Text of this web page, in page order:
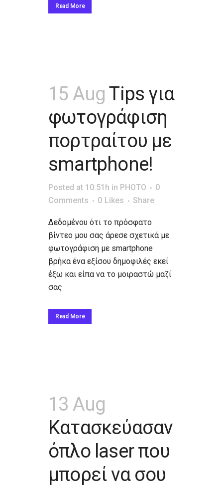
Read More
15 Aug Tips για
φωτογράφιση
πορτραίτου με
smartphone!
Posted at 10:51h in PHOTO
0
Comments
0 Likes Share
Δεδομένου ότι το πρόσφατο
βίντεο μου σας άρεσε σχετικά με
φωτογράφιση με smartphone
βρήκα ένα εξίσου δημοφιλές εκεί
έξω και είπα να το μοιραστώ μαζί
σας
Read More
13 Aug
Κατασκεύασαν
όπλο laser που
μπορεί να σου